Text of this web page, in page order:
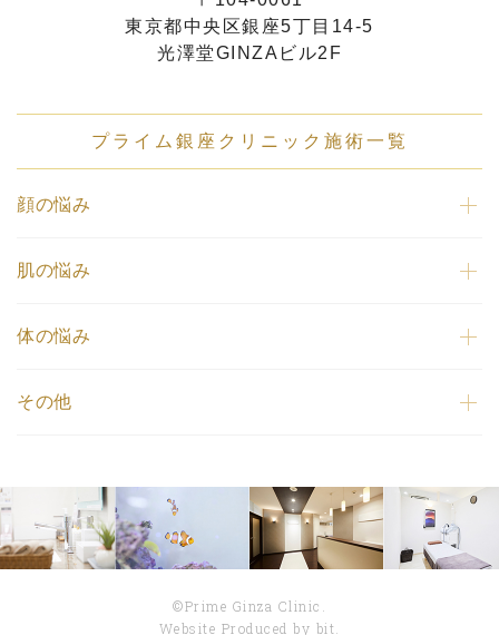
東京都中央区銀座5丁目14-5
光澤堂GINZAビル2F
プライム銀座クリニック施術一覧
顔の悩み
肌の悩み
体の悩み
その他
©Prime Ginza Clinic.
Website Produced by bit.